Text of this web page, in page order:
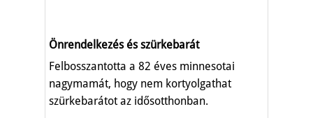
Önrendelkezés és szürkebarát
Felbosszantotta a 82 éves minnesotai
nagymamát, hogy nem kortyolgathat
szürkebarátot az idősotthonban.